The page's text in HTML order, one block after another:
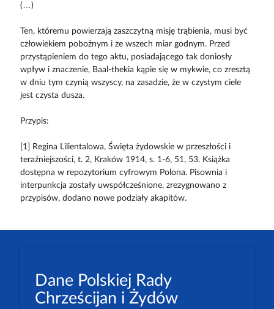
(…)
Ten, któremu powierzają zaszczytną misję trąbienia, musi być
człowiekiem pobożnym i ze wszech miar godnym. Przed
przystąpieniem do tego aktu, posiadającego tak doniosły
wpływ i znaczenie, Baal-thekia kąpie się w mykwie, co zresztą
w dniu tym czynią wszyscy, na zasadzie, że w czystym ciele
jest czysta dusza.
Przypis:
[1] Regina Lilientalowa, Święta żydowskie w przeszłości i
teraźniejszości, t. 2, Kraków 1914, s. 1-6, 51, 53. Książka
dostępna w repozytorium cyfrowym Polona. Pisownia i
interpunkcja zostały uwspółcześnione, zrezygnowano z
przypisów, dodano nowe podziały akapitów.
Dane Polskiej Rady
Chrześcijan i Żydów